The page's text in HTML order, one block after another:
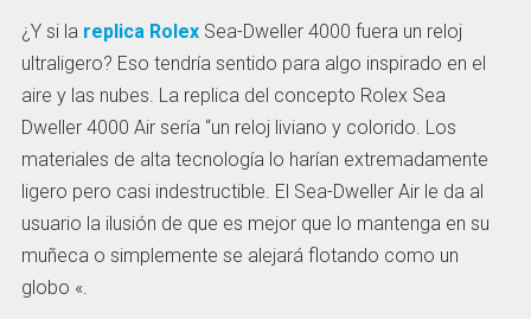
¿Y si la replica RolexSea-Dweller 4000 fuera un reloj
ultraligero? Eso tendría sentido para algo inspirado en el
aire y las nubes. La replica del concepto Rolex Sea
Dweller 4000 Air sería “un reloj liviano y colorido. Los
materiales de alta tecnología lo harían extremadamente
ligero pero casi indestructible. El Sea-Dweller Air le da al
usuario la ilusión de que es mejor que lo mantenga en su
muñeca o simplemente se alejará flotando como un
globo «.